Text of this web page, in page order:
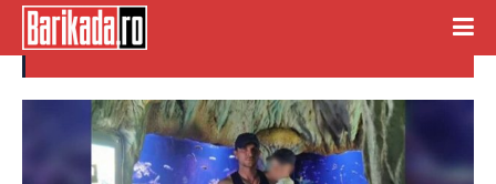
crima slobozia